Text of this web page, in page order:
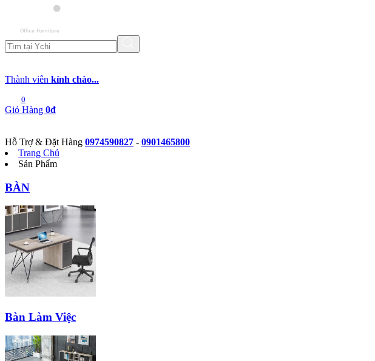
Thành viên kính chào...
0
Giỏ Hàng 0đ
Hỗ Trợ & Đặt Hàng 0974590827 - 0901465800
Trang Chủ
Sản Phẩm
BÀN
Bàn Làm Việc